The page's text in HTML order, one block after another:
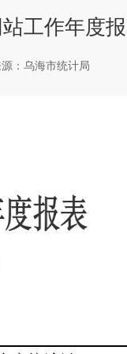
工作年度
：乌海市统计局